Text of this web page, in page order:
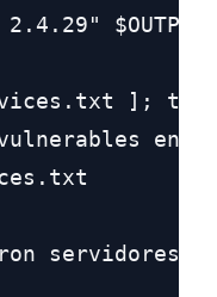
];
servidores